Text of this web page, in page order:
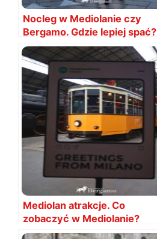
Nocleg w Mediolanie czy
Bergamo. Gdzie lepiej spać?
Mediolan atrakcje. Co
zobaczyć w Mediolanie?
Ciekawe miejsca